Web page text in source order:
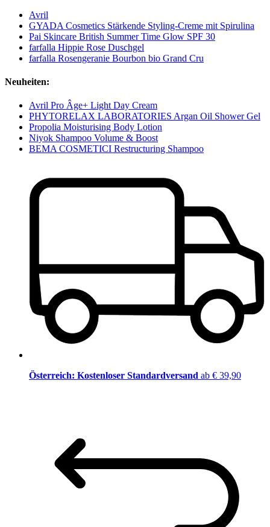
Avril
GYADA Cosmetics Stärkende Styling-Creme mit Spirulina
Pai Skincare British Summer Time Glow SPF 30
farfalla Hippie Rose Duschgel
farfalla Rosengeranie Bourbon bio Grand Cru
Neuheiten:
Avril Pro Âge+ Light Day Cream
PHYTORELAX LABORATORIES Argan Oil Shower Gel
Propolia Moisturising Body Lotion
Niyok Shampoo Volume & Boost
BEMA COSMETICI Restructuring Shampoo
Österreich: Kostenloser Standardversand ab € 39,90